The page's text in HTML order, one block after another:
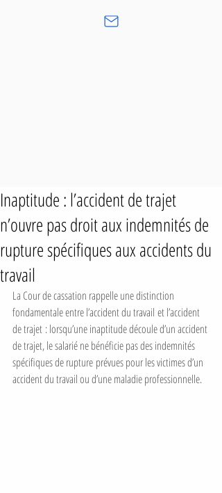
Inaptitude : l’accident de trajet
n’ouvre pas droit aux indemnités de
rupture spécifiques aux accidents du
travail
La Cour de cassation rappelle une distinction
fondamentale entre l’accident du travail et l’accident
de trajet : lorsqu’une inaptitude découle d’un accident
de trajet, le salarié ne bénéficie pas des indemnités
spécifiques de rupture prévues pour les victimes d’un
accident du travail ou d’une maladie professionnelle.